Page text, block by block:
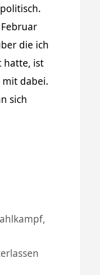
die ich
hatte, ist
dabei.
sich
,